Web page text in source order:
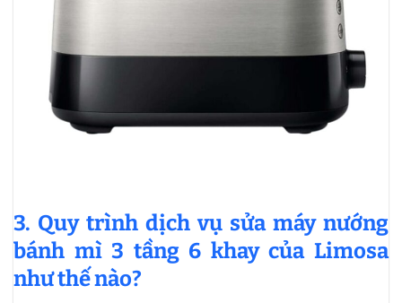
3. Quy trình dịch vụ sửa máy nướng
bánh mì 3 tầng 6 khay của Limosa
như thế nào?